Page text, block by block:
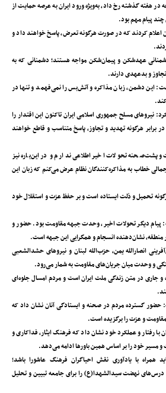
در هفته گذشته رخ داد، به‌ویژه ورود ایران به عرصه حمایت از
پیام مهم بود.
اعلام کردند که در صورت هرگونه تعرض، پاسخ خواهند داد و
عهدشکن و پیمان‌شکن مواجه هستند؛ دشمنانی که به
و بدعهدی دارند.
این دشمن، زبان مذاکره و آتش‌بس را نمی‌فهمد و تنها در
نیروهای مسلح جمهوری اسلامی ایران تاکنون این اقتدار را
برابر هرگونه تهدید و تجاوز، پاسخ متناسب و قاطع خواهند
پشت‌صحنه تحولات اخیر اطلاعی ندارم و در این‌باره نیز
خطاب به مذاکره‌کنندگان نظام عرض می‌کنم که زبان این
تحمیل و ذلت ایستاده است و بر حفظ عزت و استقلال خود
پیام دیگر تحولات اخیر، وحدت جبهه مقاومت بود. حضور و
نشان‌دهنده انسجام و همگرایی این جبهه است.
انصارالله یمن، حزب‌الله لبنان و نیروهای حشدالشعبی
و وحدت میان جریان‌های مقاومت به شمار می‌رود.
جاری در متن زندگی ملت ایران است و مردم امسال جلوه‌ای
گسترده مردم در صحنه و ایستادگی آنان نشان داد که
مقاومت و عزت را برگزیده است.
با رفتار و عملکرد خود نشان داد که فرهنگ ایثار، فداکاری و
مسیر خود را بر اساس همین باورها ادامه می‌دهد.
با یادآوری نقش احیاگران فرهنگ عاشورا باشد؛
نهضت سیدالشهدا(ع) را برای جامعه تبیین و تحلیل